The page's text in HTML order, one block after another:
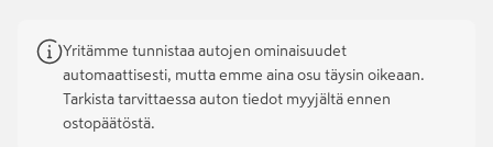
Yritämme tunnistaa autojen ominaisuudet
automaattisesti, mutta emme aina osu täysin oikeaan.
Tarkista tarvittaessa auton tiedot myyjältä ennen
ostopäätöstä.